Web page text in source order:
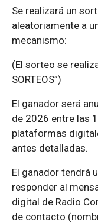
Se realizará un
aleatoriamente a
mecanismo:
(El sorteo se
SORTEOS”)
El ganador será
de 2026 entre las
plataformas
antes detalladas.
El ganador tendrá
responder al
digital de Radio
de contacto